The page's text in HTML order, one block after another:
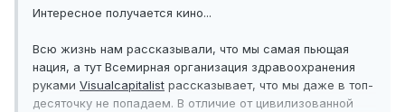
Интересное получается кино...
Всю жизнь нам рассказывали, что мы самая пьющая
нация, а тут Всемирная организация здравоохранения
руками Visualcapitalist рассказывает, что мы даже в топ-
десяточку не попадаем. В отличие от цивилизованной